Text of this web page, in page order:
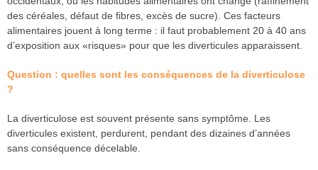
des céréales, défaut de fibres, excès de sucre). Ces facteurs
alimentaires jouent à long terme : il faut probablement 20 à 40 ans
d’exposition aux «risques» pour que les diverticules apparaissent.
Question : quelles sont les conséquences de la diverticulose
?
La diverticulose est souvent présente sans symptôme. Les
diverticules existent, perdurent, pendant des dizaines d’années
sans conséquence décelable.